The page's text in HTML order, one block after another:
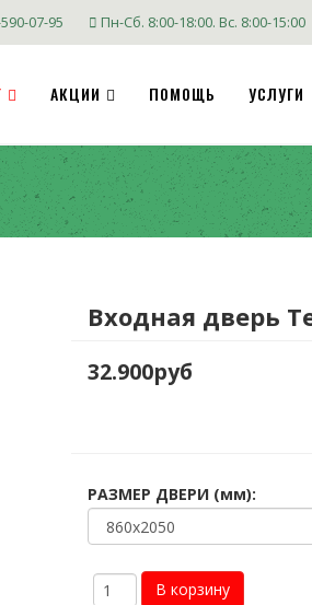
07-95 Пн-Сб. 8:00-18:00. Вс. 8:00-15:00
АКЦИИ ПОМОЩЬ УСЛУГИ
Входная дверь
32.900руб
РАЗМЕР ДВЕРИ (мм):